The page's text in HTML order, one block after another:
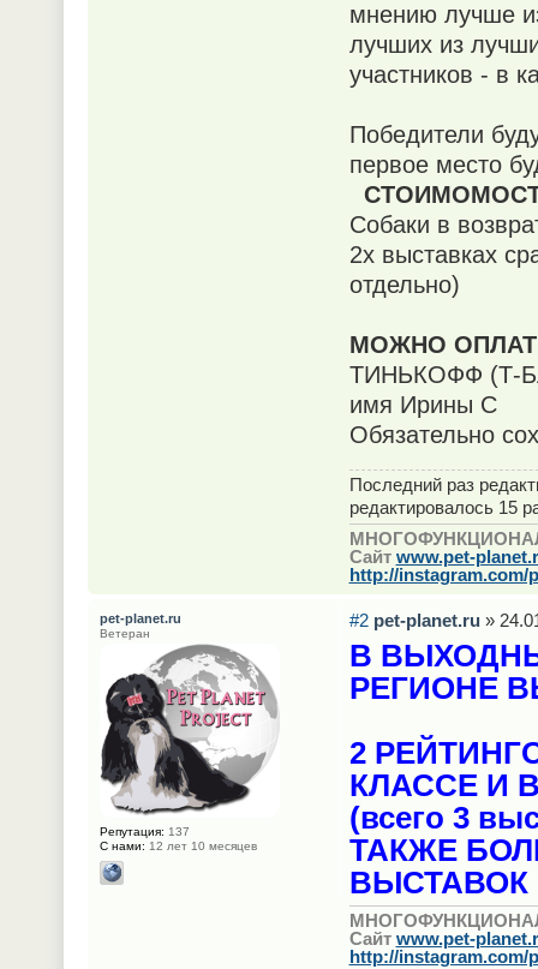
мнению лучше
лучших из
участников - в
Победители
первое место
Собаки в
2х выставках
отдельно)
МОЖНО
ТИНЬКОФФ (Т-
имя Ирины С
Обязательно
Последний раз
редактировалось 15
Сайт www.pet-
http://instagram.com/
#2 pet-planet.ru »
В
РЕГИОНЕ
2
КЛАССЕ И
(всего 3
ТАКЖЕ
ВЫСТАВОК
Сайт www.pet-
http://instagram.com/
pet-planet.ru
Ветеран
Репутация: 137
С нами: 12 лет 10 месяцев